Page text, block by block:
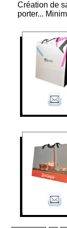
Création de
porter...